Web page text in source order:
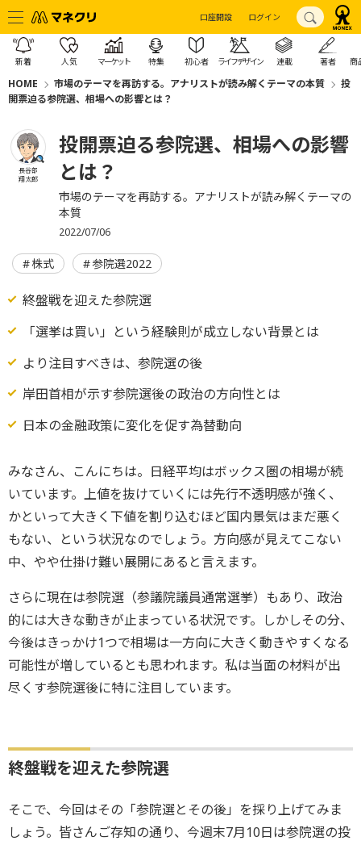
口座開設 ログイン
新着 人気 マーケット 特集 初心者 ライフデザイン 連載 著者 商
HOME 市場のテーマを再訪する。アナリストが読み解くテーマの本質
投
開票迫る参院選、相場への影響とは？
長谷部
翔太郎
投開票迫る参院選、相場への影響
とは？
市場のテーマを再訪する。アナリストが読み解くテーマの
本質
2022/07/06
株式 参院選2022
終盤戦を迎えた参院選
「選挙は買い」という経験則が成立しない背景とは
より注目すべきは、参院選の後
岸田首相が示す参院選後の政治の方向性とは
日本の金融政策に変化を促す為替動向
みなさん、こんにちは。日経平均はボックス圏の相場が続
いています。上値を抜けていくには先行不透明感が強く、
かといって大きく下値を割り込むほど国内景気はまだ悪く
もない、という状況なのでしょう。方向感が見えてこない
中、やや仕掛け難い展開にあると言えます。
さらに現在は参院選（参議院議員通常選挙）もあり、政治
的には大きな動きが止まっている状況です。しかしその分、
今後はきっかけ1つで相場は一方向に大きく動きやすくなる
可能性が増しているとも思われます。私は当面の材料が出
尽くす参院選後に特に注目しています。
終盤戦を迎えた参院選
そこで、今回はその「参院選とその後」を採り上げてみま
しょう。皆さんご存知の通り、今週末7月10日は参院選の投